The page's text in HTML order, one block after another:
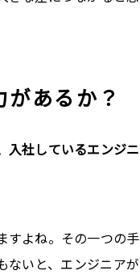
あるか？
入社しているエンジニ
すよね。その一つの手
ないと、エンジニアが